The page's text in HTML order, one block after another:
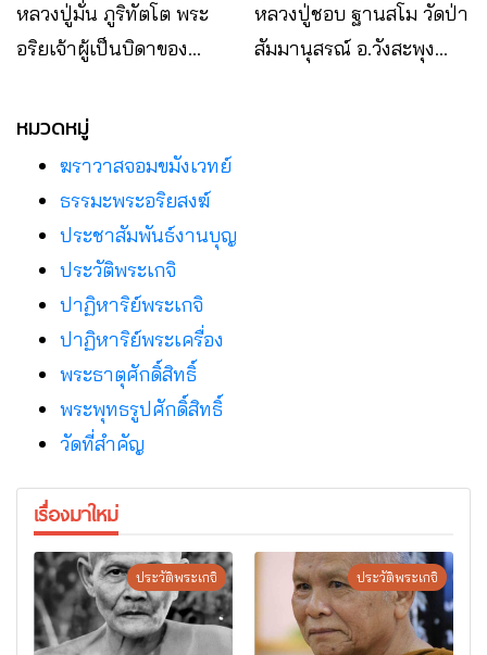
หลวงปู่มั่น ภูริทัตโต พระ
อริยเจ้าผู้เป็นบิดาของ
หลวงปู่ชอบ ฐานสโม วัดป่า
สัมมานุสรณ์ อ.วังสะพุง
หมวดหมู่
ฆราวาสจอมขมังเวทย์
ธรรมะพระอริยสงฆ์
ประชาสัมพันธ์งานบุญ
ประวัติพระเกจิ
ปาฏิหาริย์พระเกจิ
ปาฏิหาริย์พระเครื่อง
พระธาตุศักดิ์สิทธิ์
พระพุทธรูปศักดิ์สิทธิ์
วัดที่สําคัญ
เรื่องมาใหม่
ประวัติพระเกจิ ประวัติพระเกจิ